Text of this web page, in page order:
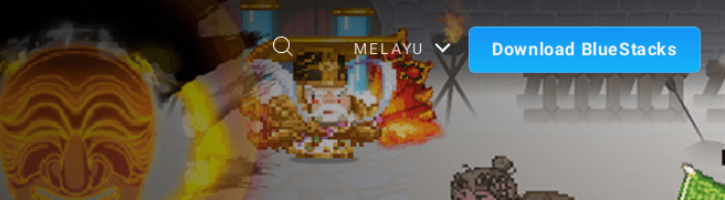
MELAYU Download BlueStacks